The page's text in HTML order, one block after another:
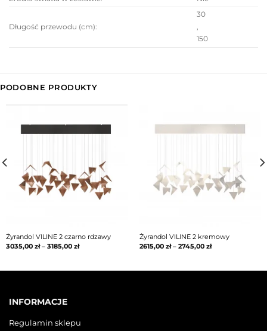
Długość przewodu (cm):
30
150
PODOBNE PRODUKTY
Żyrandol VILINE 2 czarno rdzawy
3035,00 zł– 3185,00 zł
Żyrandol VILINE 2 kremowy
2615,00 zł– 2745,00 zł
INFORMACJE
Regulamin sklepu